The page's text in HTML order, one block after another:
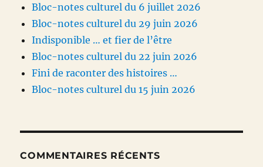
Bloc-notes culturel du 6 juillet 2026
Bloc-notes culturel du 29 juin 2026
Indisponible … et fier de l’être
Bloc-notes culturel du 22 juin 2026
Fini de raconter des histoires …
Bloc-notes culturel du 15 juin 2026
COMMENTAIRES RÉCENTS